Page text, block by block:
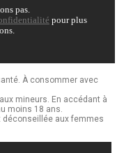
pas.
pour plus
À consommer avec
mineurs. En accédant à
moins 18 ans.
déconseillée aux femmes